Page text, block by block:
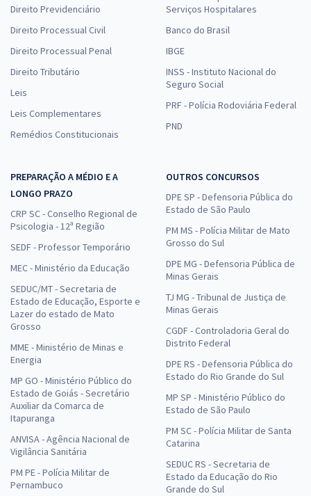
Direito Previdenciário
Direito Processual Civil
Direito Processual Penal
Direito Tributário
Leis
Leis Complementares
Remédios Constitucionais
Serviços Hospitalares
Banco do Brasil
IBGE
INSS - Instituto Nacional do
Seguro Social
PRF - Polícia Rodoviária Federal
PND
PREPARAÇÃO A MÉDIO E A
LONGO PRAZO
CRP SC - Conselho Regional de
Psicologia - 12ª Região
SEDF - Professor Temporário
MEC - Ministério da Educação
SEDUC/MT - Secretaria de
Estado de Educação, Esporte e
Lazer do estado de Mato
Grosso
MME - Ministério de Minas e
Energia
MP GO - Ministério Público do
Estado de Goiás - Secretário
Auxiliar da Comarca de
Itapuranga
ANVISA - Agência Nacional de
Vigilância Sanitária
PM PE - Polícia Militar de
Pernambuco
OUTROS CONCURSOS
DPE SP - Defensoria Pública do
Estado de São Paulo
PM MS - Polícia Militar de Mato
Grosso do Sul
DPE MG - Defensoria Pública de
Minas Gerais
TJ MG - Tribunal de Justiça de
Minas Gerais
CGDF - Controladoria Geral do
Distrito Federal
DPE RS - Defensoria Pública do
Estado do Rio Grande do Sul
MP SP - Ministério Público do
Estado de São Paulo
PM SC - Polícia Militar de Santa
Catarina
SEDUC RS - Secretaria de
Estado da Educação do Rio
Grande do Sul